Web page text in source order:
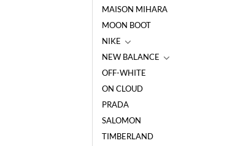
MAISON MIHARA
MOON BOOT
NIKE
NEW BALANCE
OFF-WHITE
ON CLOUD
PRADA
SALOMON
TIMBERLAND